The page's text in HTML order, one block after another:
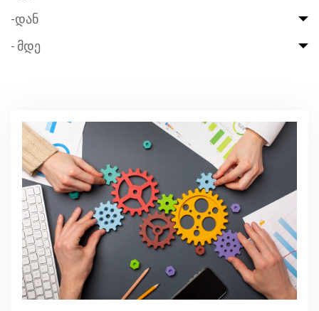
-დან
- მდე